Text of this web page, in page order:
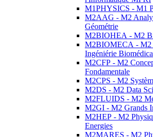
M1PHYSICS - M1
M2AAG - M2
Géométrie
M2BIOHEA - M2
M2BIOMECA - M2
Ingéniérie
M2CFP - M2
Fondamentale
M2CPS - M2
M2DS - M2 Data
M2FLUIDS - M2
M2GI - M2 Grands
M2HEP - M2
Energies
M2MARES - M2